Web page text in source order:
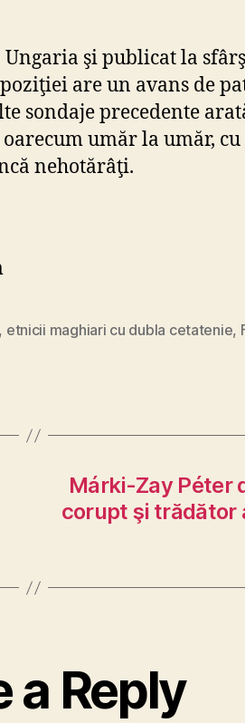
şi publicat la
are un avans de
sondaje precedente
umăr la umăr,
nehotărâţi.
etnicii maghiari cu dubla cetatenie,
Márki-Zay Péter
corupt şi trădător
a Reply